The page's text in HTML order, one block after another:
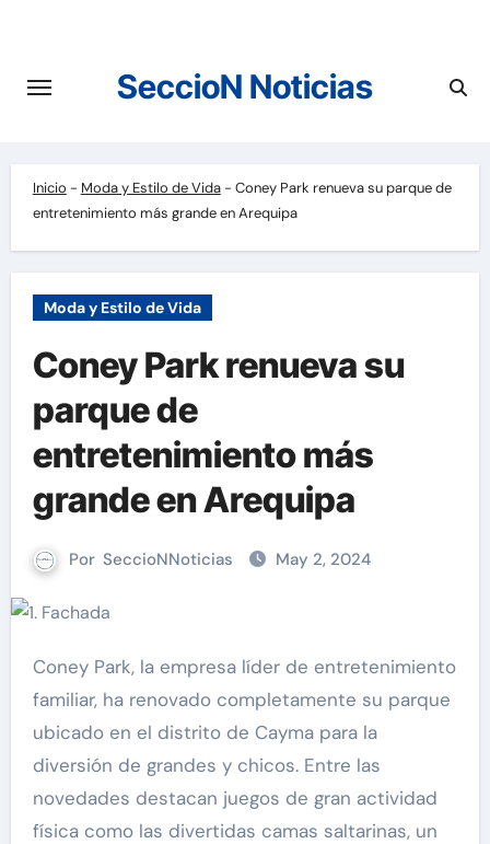
contenido
SeccioN Noticias
Inicio - Moda y Estilo de Vida- Coney Park renueva su parque de
entretenimiento más grande en Arequipa
Moda y Estilo de Vida
Coney Park renueva su
parque de
entretenimiento más
grande en Arequipa
Por SeccioNNoticias May 2, 2024
Coney Park, la empresa líder de entretenimiento
familiar, ha renovado completamente su parque
ubicado en el distrito de Cayma para la
diversión de grandes y chicos. Entre las
novedades destacan juegos de gran actividad
física como las divertidas camas saltarinas, un